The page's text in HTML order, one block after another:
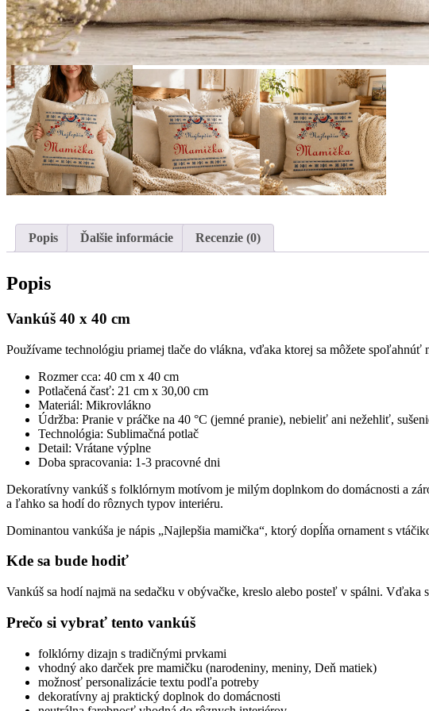
Popis Ďalšie informácie Recenzie (0)
Popis
Vankúš 40 x 40 cm
Používame technológiu priamej tlače do vlákna, vďaka ktorej sa môžete
Rozmer cca: 40 cm x 40 cm
Potlačená časť: 21 cm x 30,00 cm
Materiál: Mikrovlákno
Údržba: Pranie v práčke na 40 °C (jemné pranie), nebieliť ani nežehliť,
Technológia: Sublimačná potlač
Detail: Vrátane výplne
Doba spracovania: 1-3 pracovné dni
Dekoratívny vankúš s folklórnym motívom je milým doplnkom do domácnosti a
a ľahko sa hodí do rôznych typov interiéru.
Dominantou vankúša je nápis „Najlepšia mamička“, ktorý dopĺňa ornament s
Kde sa bude hodiť
Vankúš sa hodí najmä na sedačku v obývačke, kreslo alebo posteľ v spálni.
Prečo si vybrať tento vankúš
folklórny dizajn s tradičnými prvkami
vhodný ako darček pre mamičku (narodeniny, meniny, Deň matiek)
možnosť personalizácie textu podľa potreby
dekoratívny aj praktický doplnok do domácnosti